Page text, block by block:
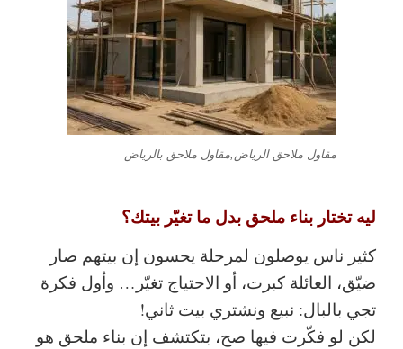
مقاول ملاحق الرياض,مقاول ملاحق بالرياض
ليه تختار بناء ملحق بدل ما تغيّر بيتك؟
كثير ناس يوصلون لمرحلة يحسون إن بيتهم صار
ضيّق، العائلة كبرت، أو الاحتياج تغيّر… وأول فكرة
تجي بالبال: نبيع ونشتري بيت ثاني!
لكن لو فكّرت فيها صح، بتكتشف إن بناء ملحق هو